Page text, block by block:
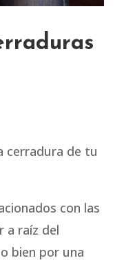
cerradura de tu
con las
a raíz del
bien por una